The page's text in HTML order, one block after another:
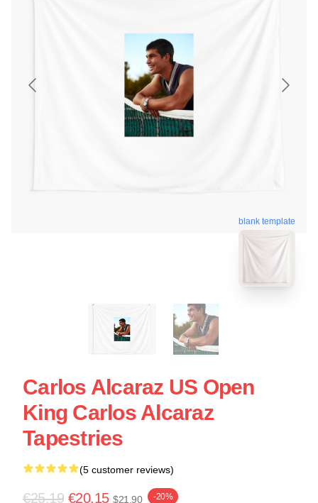
blank template
Carlos Alcaraz US Open
King Carlos Alcaraz
Tapestries
(5 customer reviews)
€25.19 €20.15 $21.90 -20%